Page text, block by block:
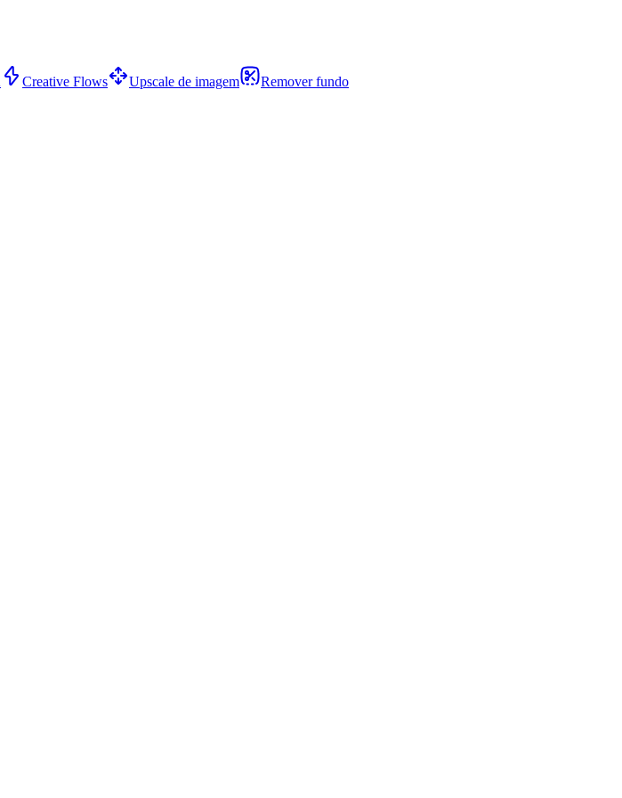
Creative Flows Upscale de imagem
Remover fundo